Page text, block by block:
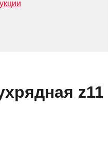
z11